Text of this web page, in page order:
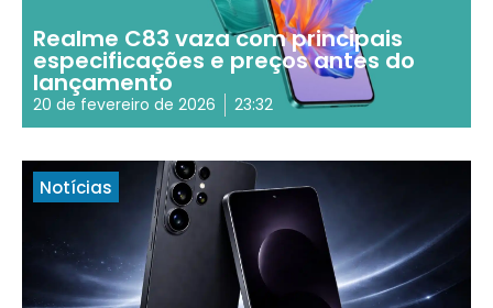
Realme C83 vaza com principais
especificações e preços antes do
lançamento
20 de fevereiro de 2026 23:32
Notícias